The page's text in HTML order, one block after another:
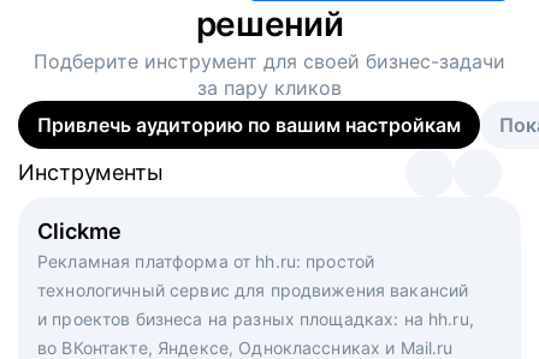
решений
Подберите инструмент для своей бизнес-задачи
за пару кликов
Привлечь аудиторию по вашим настройкам
Clickme
Рекламная платформа от hh.ru: простой
технологичный сервис для продвижения вакансий
и проектов бизнеса на разных площадках: на hh.ru,
во ВКонтакте, Яндексе, Одноклассниках и Mail.ru
Инструменты
Вакансия дня
Рекламный формат для вакансий на главной странице
hh.ru. Увеличивает количество откликов
Инструменты
Массовый подбор под ключ. Решите, сколько
кандидатов и когда вам нужно, и за дело возьмутся
маркетологи, рекрутеры и проектные менеджеры
hh.ru с целым набором digital-инструментов
Инструменты